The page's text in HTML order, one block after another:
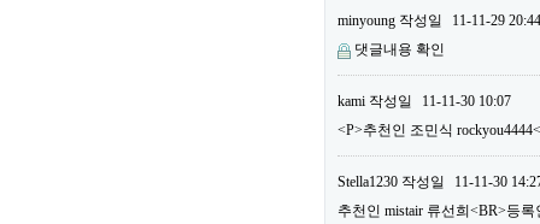
minyoung 작성일
11-11-29 20:44
댓글내용 확인
kami 작성일
11-11-30 10:07
<P>추천인 조민식
Stella1230 작성일
11-11-30
추천인 mistair 류선희<BR>등